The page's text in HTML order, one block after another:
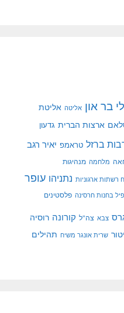
בר און אליטה אליטת
ארצות הברית גדעון
ברזל טראמפ יאיר רגב
מלחמה מנהיגות
רשתות ארגוניות נתניהו עופר
פיל בחנות חרסינה פלסטינים
צבא צה"ל קורונה רוסיה
שרית אונגר משיח תהילים